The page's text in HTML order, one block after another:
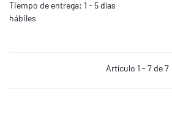
Tiempo de entrega: 1 - 5 días
hábiles
Artículo 1 - 7 de 7